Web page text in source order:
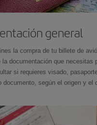
general
la compra de tu billete de
la documentación que necesitas
si requieres visado,
documento, según el origen y el